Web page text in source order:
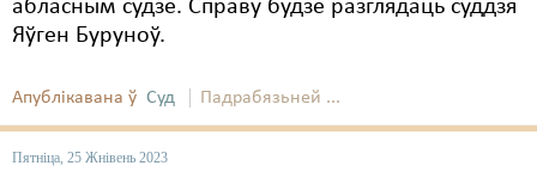
абласным судзе. Справу будзе разглядаць суддзя
Яўген Буруноў.
Апублікавана ў Суд Падрабязьней ...
Пятніца, 25 Жнівень 2023
Правы дзіцяці
Рознае